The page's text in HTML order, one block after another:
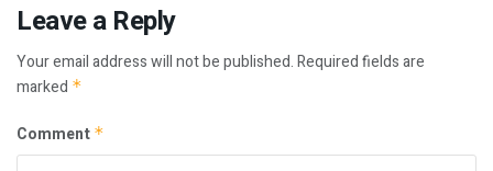
Leave a Reply
Your email address will not be published.Required fields are
marked *
Comment *